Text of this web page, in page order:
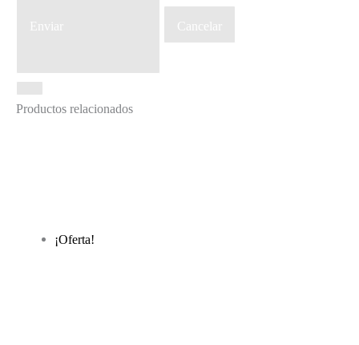
Enviar Cancelar
Productos relacionados
¡Oferta!